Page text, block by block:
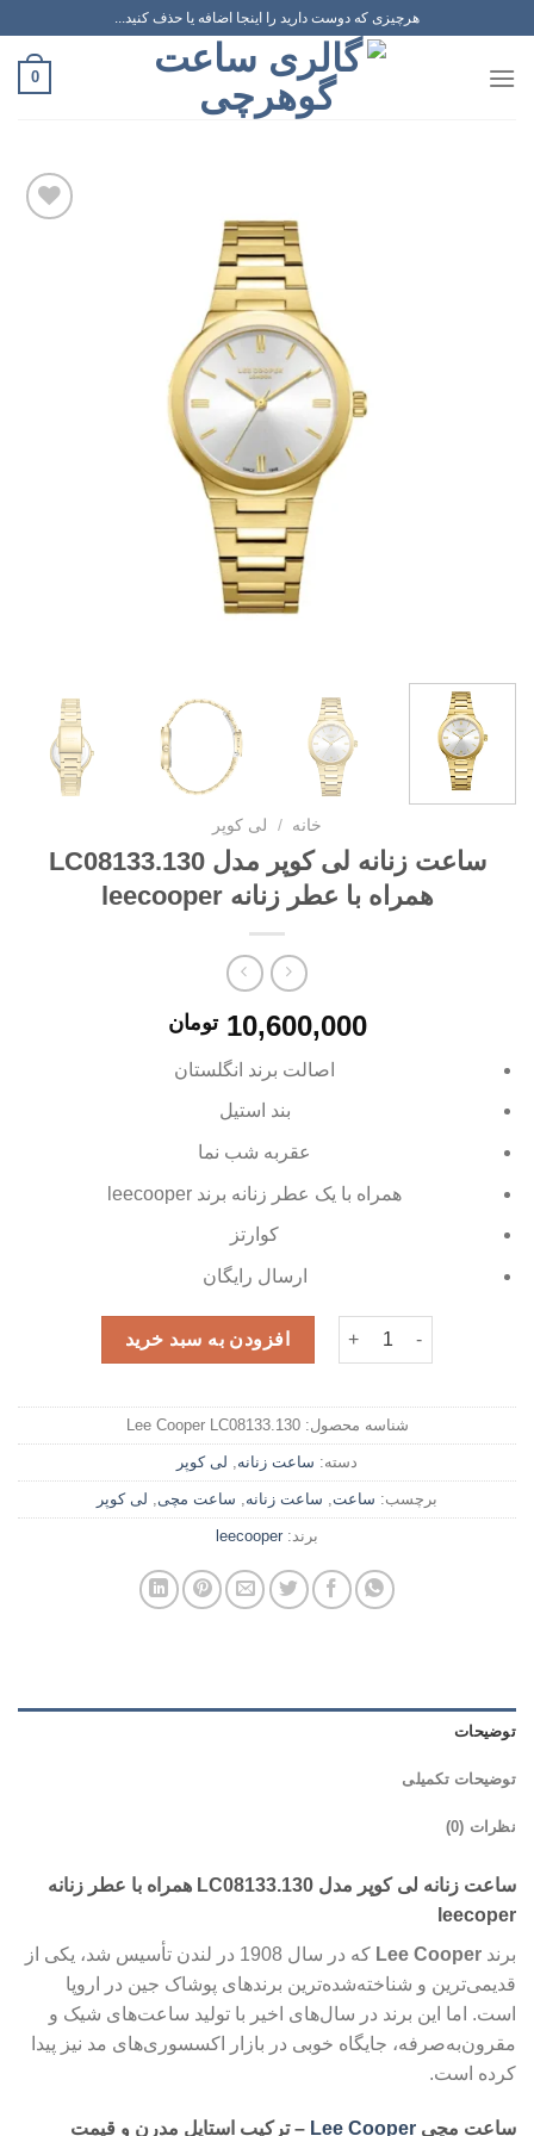
محتوا
هرچیزی که دوست دارید را اینجا اضافه یا حذف کنید...
0
خانه / لی کوپر
ساعت زنانه لی کوپر مدل LC08133.130
همراه با عطر زنانه leecooper
10,600,000 تومان
اصالت برند انگلستان
بند استیل
عقربه شب نما
همراه با یک عطر زنانه برند leecooper
کوارتز
ارسال رایگان
ساعت زنانه لی کوپر مدل LC08133.130 همراه با عطر زنانه leecooper عدد
افزودن به سبد خرید
شناسه محصول:Lee Cooper LC08133.130
دسته: ساعت زنانه, لی کوپر
برچسب: ساعت, ساعت زنانه, ساعت مچی, لی کوپر
برند: leecooper
توضیحات
توضیحات تکمیلی
نظرات (0)
ساعت زنانه لی کوپر مدل LC08133.130 همراه با عطر زنانه
leecoper
برند Lee Cooper
که در سال 1908 در لندن تأسیس شد، یکی از
قدیمی‌ترین و شناخته‌شده‌ترین برندهای پوشاک جین در اروپا
است. اما این برند در سال‌های اخیر با تولید ساعت‌های شیک و
مقرون‌به‌صرفه، جایگاه خوبی در بازار اکسسوری‌های مد نیز پیدا
کرده است.
ساعت مچی Lee Cooper – ترکیب استایل مدرن و قیمت